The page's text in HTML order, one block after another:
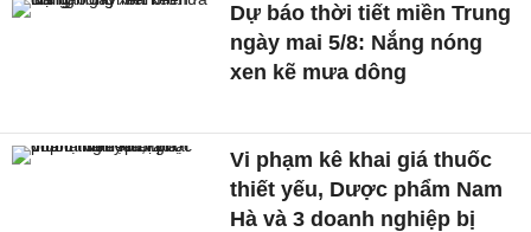
Dự báo thời tiết miền Trung
ngày mai 5/8: Nắng nóng
xen kẽ mưa dông
Vi phạm kê khai giá thuốc
thiết yếu, Dược phẩm Nam
Hà và 3 doanh nghiệp bị